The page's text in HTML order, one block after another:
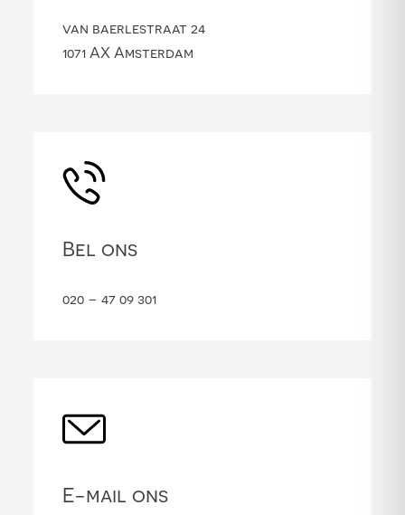
van baerlestraat 24
1071 AX Amsterdam
Bel ons
020 – 47 09 301
E-mail ons